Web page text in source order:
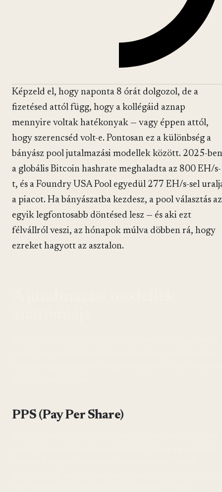
Képzeld el, hogy naponta 8 órát dolgozol, de a
fizetésed attól függ, hogy a kollégáid aznap
mennyire voltak hatékonyak — vagy éppen attól,
hogy szerencséd volt-e. Pontosan ez a különbség a
bányász pool jutalmazási modellek között. 2025-ben
a globális Bitcoin hashrate meghaladta az 800 EH/s-
t, és a Foundry USA Pool egyedül 277 EH/s-sel
a piacot. Ha bányászatba kezdesz, a pool választás az
egyik legfontosabb döntésed lesz — és aki ezt
félvállról veszi, az hónapok múlva döbben rá, hogy
ezreket hagyott az asztalon.
PPS (Pay Per Share)